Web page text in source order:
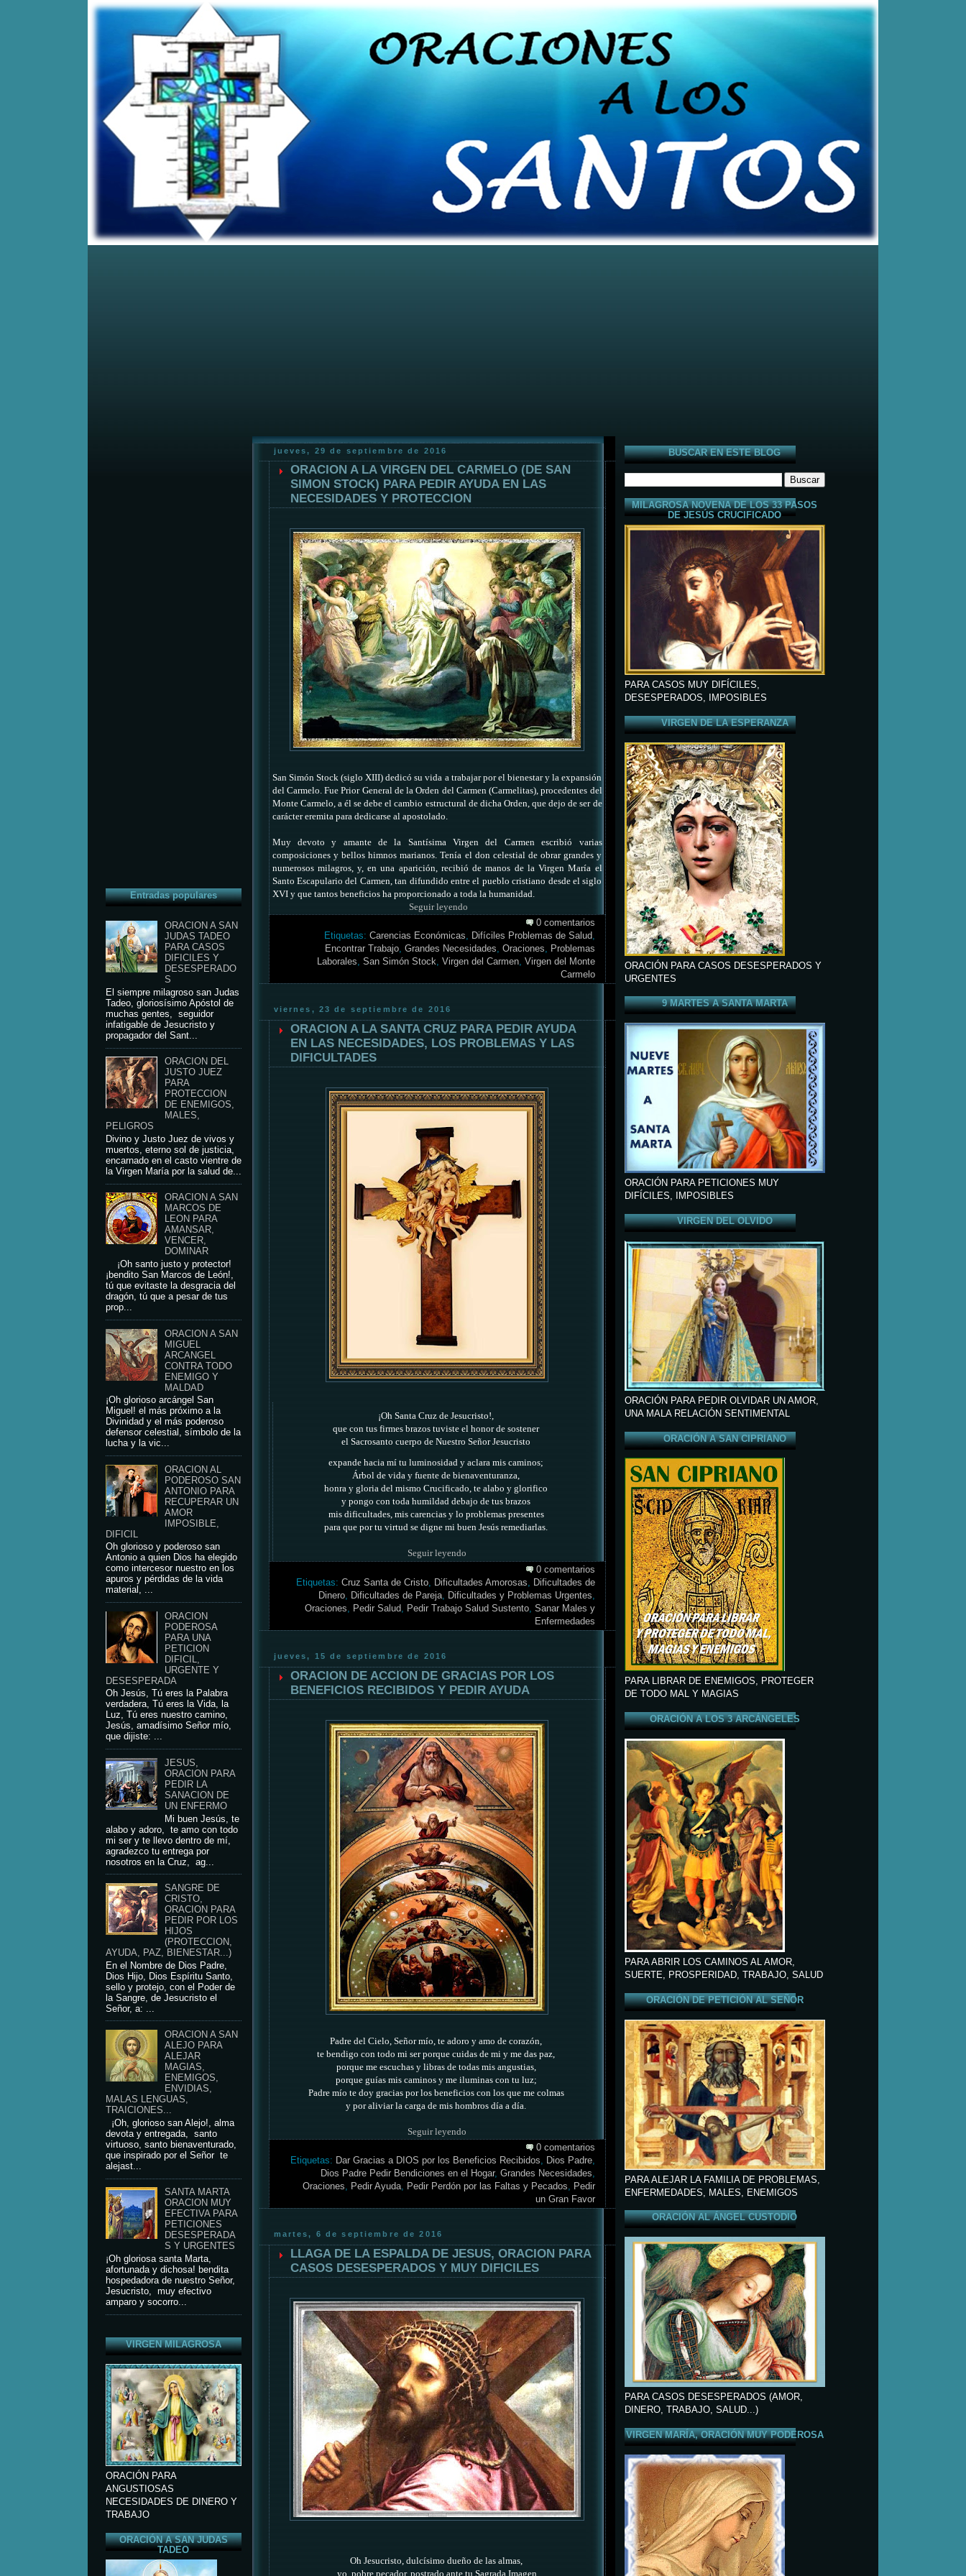
Home Posts RSS Comments RSS
Entradas populares
ORACION A SAN
JUDAS TADEO
PARA CASOS
DIFICILES Y
DESESPERADO
S
El siempre milagroso san Judas
Tadeo, gloriosísimo Apóstol de
muchas gentes, seguidor
infatigable de Jesucristo y
propagador del Sant...
ORACION DEL
JUSTO JUEZ
PARA
PROTECCION
DE ENEMIGOS,
MALES,
PELIGROS
Divino y Justo Juez de vivos y
muertos, eterno sol de justicia,
encarnado en el casto vientre de
la Virgen María por la salud de...
ORACION A SAN
MARCOS DE
LEON PARA
AMANSAR,
VENCER,
DOMINAR
¡Oh santo justo y protector!
¡bendito San Marcos de León!,
tú que evitaste la desgracia del
dragón, tú que a pesar de tus
prop...
ORACION A SAN
MIGUEL
ARCANGEL
CONTRA TODO
ENEMIGO Y
MALDAD
¡Oh glorioso arcángel San
Miguel! el más próximo a la
Divinidad y el más poderoso
defensor celestial, símbolo de la
lucha y la vic...
ORACION AL
PODEROSO SAN
ANTONIO PARA
RECUPERAR UN
AMOR
IMPOSIBLE,
DIFICIL
Oh glorioso y poderoso san
Antonio a quien Dios ha elegido
como intercesor nuestro en los
apuros y pérdidas de la vida
material, ...
ORACION
PODEROSA
PARA UNA
PETICION
DIFICIL,
URGENTE Y
DESESPERADA
Oh Jesús, Tú eres la Palabra
verdadera, Tú eres la Vida, la
Luz, Tú eres nuestro camino,
Jesús, amadísimo Señor mío,
que dijiste: ...
JESUS,
ORACION PARA
PEDIR LA
SANACION DE
UN ENFERMO
Mi buen Jesús, te
alabo y adoro, te amo con todo
mi ser y te llevo dentro de mí,
agradezco tu entrega por
nosotros en la Cruz, ag...
SANGRE DE
CRISTO,
ORACION PARA
PEDIR POR LOS
HIJOS
(PROTECCION,
AYUDA, PAZ, BIENESTAR...)
En el Nombre de Dios Padre,
Dios Hijo, Dios Espíritu Santo,
sello y protejo, con el Poder de
la Sangre, de Jesucristo el
Señor, a: ...
ORACION A SAN
ALEJO PARA
ALEJAR
MAGIAS,
ENEMIGOS,
ENVIDIAS,
MALAS LENGUAS,
TRAICIONES...
¡Oh, glorioso san Alejo!, alma
devota y entregada, santo
virtuoso, santo bienaventurado,
que inspirado por el Señor te
alejast...
SANTA MARTA
ORACION MUY
EFECTIVA PARA
PETICIONES
DESESPERADA
S Y URGENTES
¡Oh gloriosa santa Marta,
afortunada y dichosa! bendita
hospedadora de nuestro Señor,
Jesucristo, muy efectivo
amparo y socorro...
VIRGEN MILAGROSA
ORACIÓN PARA
ANGUSTIOSAS
NECESIDADES DE DINERO Y
TRABAJO
ORACIÓN A SAN JUDAS
TADEO
jueves, 29 de septiembre de 2016
ORACION A LA VIRGEN DEL CARMELO (DE SAN
SIMON STOCK) PARA PEDIR AYUDA EN LAS
NECESIDADES Y PROTECCION
San Simón Stock (siglo XIII) dedicó su vida a trabajar por el bienestar y la expansión
del Carmelo. Fue Prior General de la Orden del Carmen (Carmelitas), procedentes del
Monte Carmelo, a él se debe el cambio estructural de dicha Orden, que dejo de ser de
carácter eremita para dedicarse al apostolado.
Muy devoto y amante de la Santísima Virgen del Carmen escribió varias
composiciones y bellos himnos marianos. Tenía el don celestial de obrar grandes y
numerosos milagros, y, en una aparición, recibió de manos de la Virgen María el
Santo Escapulario del Carmen, tan difundido entre el pueblo cristiano desde el siglo
XVI y que tantos beneficios ha proporcionado a toda la humanidad.
Seguir leyendo
0 comentarios
Etiquetas: Carencias Económicas, Difíciles Problemas de Salud,
Encontrar Trabajo, Grandes Necesidades, Oraciones, Problemas
Laborales, San Simón Stock, Virgen del Carmen, Virgen del Monte
Carmelo
viernes, 23 de septiembre de 2016
ORACION A LA SANTA CRUZ PARA PEDIR AYUDA
EN LAS NECESIDADES, LOS PROBLEMAS Y LAS
DIFICULTADES
¡Oh Santa Cruz de Jesucristo!,
que con tus firmes brazos tuviste el honor de sostener
el Sacrosanto cuerpo de Nuestro Señor Jesucristo
expande hacia mí tu luminosidad y aclara mis caminos;
Árbol de vida y fuente de bienaventuranza,
honra y gloria del mismo Crucificado, te alabo y glorifico
y pongo con toda humildad debajo de tus brazos
mis dificultades, mis carencias y lo problemas presentes
para que por tu virtud se digne mi buen Jesús remediarlas.
Seguir leyendo
0 comentarios
Etiquetas: Cruz Santa de Cristo, Dificultades Amorosas, Dificultades de
Dinero, Dificultades de Pareja, Dificultades y Problemas Urgentes,
Oraciones, Pedir Salud, Pedir Trabajo Salud Sustento, Sanar Males y
Enfermedades
jueves, 15 de septiembre de 2016
ORACION DE ACCION DE GRACIAS POR LOS
BENEFICIOS RECIBIDOS Y PEDIR AYUDA
Padre del Cielo, Señor mío, te adoro y amo de corazón,
te bendigo con todo mi ser porque cuidas de mi y me das paz,
porque me escuchas y libras de todas mis angustias,
porque guías mis caminos y me iluminas con tu luz;
Padre mío te doy gracias por los beneficios con los que me colmas
y por aliviar la carga de mis hombros día a día.
Seguir leyendo
0 comentarios
Etiquetas: Dar Gracias a DIOS por los Beneficios Recibidos, Dios Padre,
Dios Padre Pedir Bendiciones en el Hogar, Grandes Necesidades,
Oraciones, Pedir Ayuda, Pedir Perdón por las Faltas y Pecados, Pedir
un Gran Favor
martes, 6 de septiembre de 2016
LLAGA DE LA ESPALDA DE JESUS, ORACION PARA
CASOS DESESPERADOS Y MUY DIFICILES
Oh Jesucristo, dulcísimo dueño de las almas,
yo, pobre pecador, postrado ante tu Sagrada Imagen
BUSCAR EN ESTE BLOG
MILAGROSA NOVENA DE LOS 33 PASOS
DE JESÚS CRUCIFICADO
PARA CASOS MUY DIFÍCILES,
DESESPERADOS, IMPOSIBLES
VIRGEN DE LA ESPERANZA
ORACIÓN PARA CASOS DESESPERADOS Y
URGENTES
9 MARTES A SANTA MARTA
ORACIÓN PARA PETICIONES MUY
DIFÍCILES, IMPOSIBLES
VIRGEN DEL OLVIDO
ORACIÓN PARA PEDIR OLVIDAR UN AMOR,
UNA MALA RELACIÓN SENTIMENTAL
ORACIÓN A SAN CIPRIANO
PARA LIBRAR DE ENEMIGOS, PROTEGER
DE TODO MAL Y MAGIAS
ORACIÓN A LOS 3 ARCÁNGELES
PARA ABRIR LOS CAMINOS AL AMOR,
SUERTE, PROSPERIDAD, TRABAJO, SALUD
ORACIÓN DE PETICIÓN AL SEÑOR
PARA ALEJAR LA FAMILIA DE PROBLEMAS,
ENFERMEDADES, MALES, ENEMIGOS
ORACIÓN AL ÁNGEL CUSTODIO
PARA CASOS DESESPERADOS (AMOR,
DINERO, TRABAJO, SALUD...)
VIRGEN MARÍA, ORACIÓN MUY PODEROSA